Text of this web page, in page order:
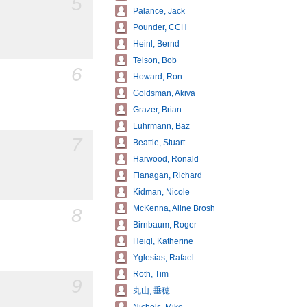
6
8
Palance, Jack
Pounder, CCH
Heinl, Bernd
Telson, Bob
Howard, Ron
Goldsman, Akiva
Grazer, Brian
Luhrmann, Baz
Beattie, Stuart
Harwood, Ronald
Flanagan, Richard
Kidman, Nicole
McKenna, Aline Brosh
Birnbaum, Roger
Heigl, Katherine
Yglesias, Rafael
Roth, Tim
丸山, 垂穂